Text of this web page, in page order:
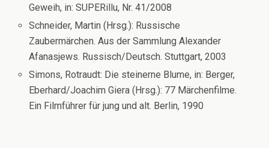
Geweih, in: SUPERillu, Nr. 41/2008
Schneider, Martin (Hrsg.): Russische
Zaubermärchen. Aus der Sammlung Alexander
Afanasjews. Russisch/Deutsch. Stuttgart, 2003
Simons, Rotraudt: Die steinerne Blume, in: Berger,
Eberhard/Joachim Giera (Hrsg.): 77 Märchenfilme.
Ein Filmführer für jung und alt. Berlin, 1990